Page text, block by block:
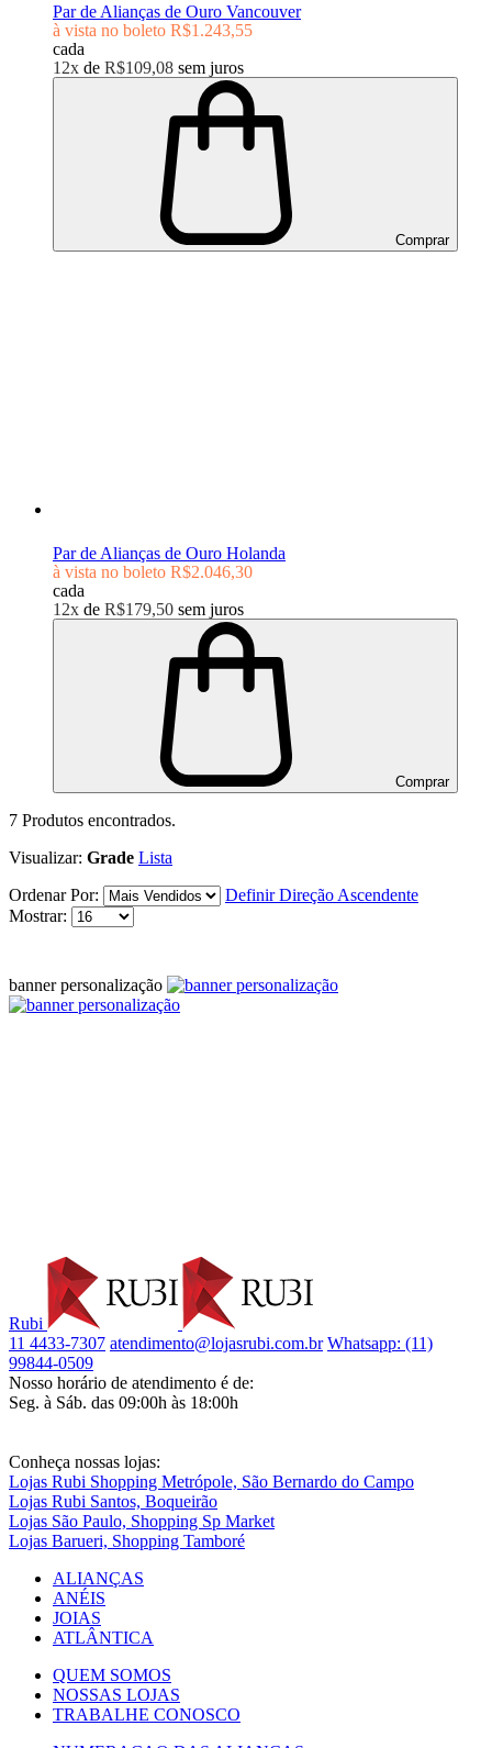
Par de Alianças de Ouro Vancouver
à vista no boleto R$1.243,55
cada
12x de R$109,08 sem juros
Comprar
Par de Alianças de Ouro Holanda
à vista no boleto R$2.046,30
cada
12x de R$179,50 sem juros
Comprar
7 Produtos encontrados.
Visualizar: Grade Lista
Ordenar Por:
Definir Direção Ascendente
Mostrar:
banner personalização
Rubi
11 4433-7307 atendimento@lojasrubi.com.br Whatsapp: (11)
99844-0509
Nosso horário de atendimento é de:
Seg. à Sáb. das 09:00h às 18:00h
Conheça nossas lojas:
Lojas Rubi Shopping Metrópole, São Bernardo do Campo
Lojas Rubi Santos, Boqueirão
Lojas São Paulo, Shopping Sp Market
Lojas Barueri, Shopping Tamboré
ALIANÇAS
ANÉIS
JOIAS
ATLÂNTICA
QUEM SOMOS
NOSSAS LOJAS
TRABALHE CONOSCO